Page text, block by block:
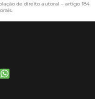
de direito autoral – artigo 184
.